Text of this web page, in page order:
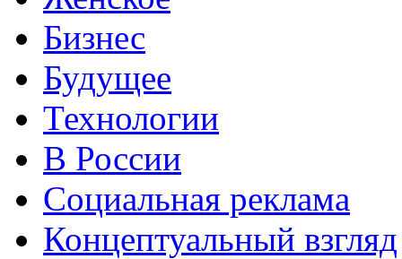
Бизнес
Будущее
Технологии
В России
Социальная реклама
Концептуальный взгляд